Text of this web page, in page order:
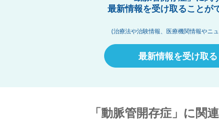
最新情報を受け取ることが
(治療法や治験情報、医療機関情報やニ
最新情報を受け取る
「動脈管開存症」に関